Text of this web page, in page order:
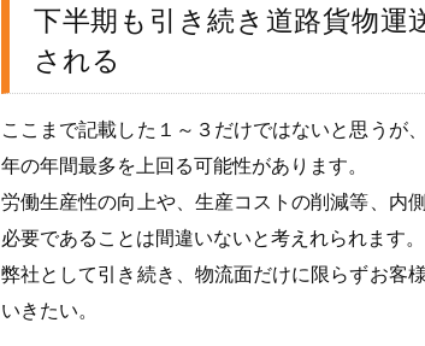
下半期も引き続き道路貨物運
される
ここまで記載した１～３だけではないと思うが
年の年間最多を上回る可能性があります。
労働生産性の向上や、生産コストの削減等、内
必要であることは間違いないと考えれられます。
弊社として引き続き、物流面だけに限らずお客
いきたい。